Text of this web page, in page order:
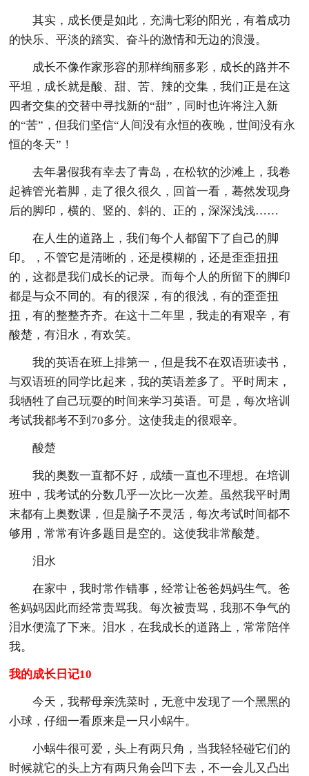
其实，成长便是如此，充满七彩的阳光，有着成功
的快乐、平淡的踏实、奋斗的激情和无边的浪漫。
成长不像作家形容的那样绚丽多彩，成长的路并不
平坦，成长就是酸、甜、苦、辣的交集，我们正是在这
四者交集的交替中寻找新的“甜”，同时也许将注入新
的“苦”，但我们坚信“人间没有永恒的夜晚，世间没有永
恒的冬天”！
去年暑假我有幸去了青岛，在松软的沙滩上，我卷
起裤管光着脚，走了很久很久，回首一看，蓦然发现身
后的脚印，横的、竖的、斜的、正的，深深浅浅……
在人生的道路上，我们每个人都留下了自己的脚
印。，不管它是清晰的，还是模糊的，还是歪歪扭扭
的，这都是我们成长的记录。而每个人的所留下的脚印
都是与众不同的。有的很深，有的很浅，有的歪歪扭
扭，有的整整齐齐。在这十二年里，我走的有艰辛，有
酸楚，有泪水，有欢笑。
我的英语在班上排第一，但是我不在双语班读书，
与双语班的同学比起来，我的英语差多了。平时周末，
我牺牲了自己玩耍的时间来学习英语。可是，每次培训
考试我都考不到70多分。这使我走的很艰辛。
酸楚
我的奥数一直都不好，成绩一直也不理想。在培训
班中，我考试的分数几乎一次比一次差。虽然我平时周
末都有上奥数课，但是脑子不灵活，每次考试时间都不
够用，常常有许多题目是空的。这使我非常酸楚。
泪水
在家中，我时常作错事，经常让爸爸妈妈生气。爸
爸妈妈因此而经常责骂我。每次被责骂，我那不争气的
泪水便流了下来。泪水，在我成长的道路上，常常陪伴
我。
我的成长日记10
今天，我帮母亲洗菜时，无意中发现了一个黑黑的
小球，仔细一看原来是一只小蜗牛。
小蜗牛很可爱，头上有两只角，当我轻轻碰它们的
时候就它的头上方有两只角会凹下去，不一会儿又凸出